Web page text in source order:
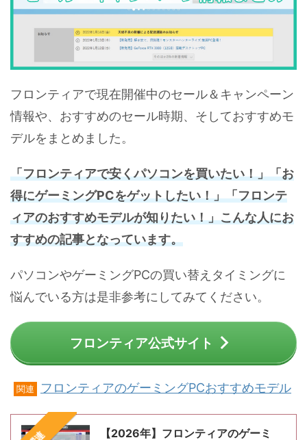
フロンティアで現在開催中のセール＆キャンペーン
情報や、おすすめのセール時期、そしておすすめモ
デルをまとめました。
「フロンティアで安くパソコンを買いたい！」「お
得にゲーミングPCをゲットしたい！」「フロンテ
ィアのおすすめモデルが知りたい！」こんな人にお
すすめの記事となっています。
パソコンやゲーミングPCの買い替えタイミングに
悩んでいる方は是非参考にしてみてください。
フロンティア公式サイト
関連 フロンティアのゲーミングPCおすすめモデル
【2026年】フロンティアのゲーミ